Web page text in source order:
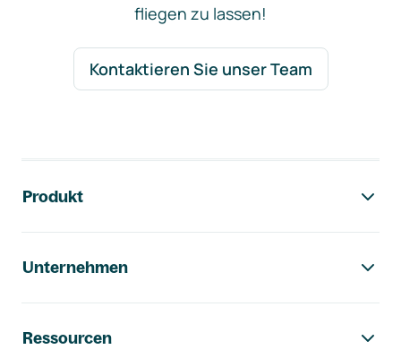
fliegen zu lassen!
Kontaktieren Sie unser Team
Produkt
Unternehmen
Ressourcen